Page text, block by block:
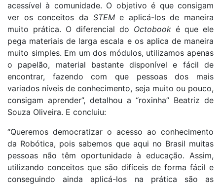
acessível à comunidade. O objetivo é que consigam
ver os conceitos da STEMe aplicá-los de maneira
muito prática. O diferencial do Octobook é que ele
pega materiais de larga escala e os aplica de maneira
muito simples. Em um dos módulos, utilizamos apenas
o papelão, material bastante disponível e fácil de
encontrar, fazendo com que pessoas dos mais
variados níveis de conhecimento, seja muito ou pouco,
consigam aprender”, detalhou a “roxinha” Beatriz de
Souza Oliveira. E concluiu:
“Queremos democratizar o acesso ao conhecimento
da Robótica, pois sabemos que aqui no Brasil muitas
pessoas não têm oportunidade à educação. Assim,
utilizando conceitos que são difíceis de forma fácil e
conseguindo ainda aplicá-los na prática são as